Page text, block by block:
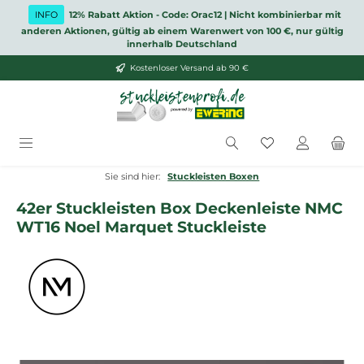
Zum Hauptinhalt springen
INFO
12% Rabatt Aktion - Code: Orac12 | Nicht kombinierbar mit
anderen Aktionen, gültig ab einem Warenwert von 100 €, nur gültig
innerhalb Deutschland
Kostenloser Versand ab 90 €
Du hast 0
Sie sind hier: Stuckleisten Boxen
42er Stuckleisten Box Deckenleiste NMC
WT16 Noel Marquet Stuckleiste